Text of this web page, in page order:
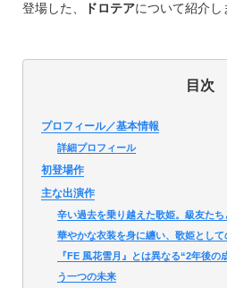
登場した、 ドロテアについて紹介し
目次
プロフィール／基本情報
詳細プロフィール
初登場作
主な出演作
辛い過去を乗り越えた歌姫。級友た
華やかな衣装を身に纏い、歌姫として
『FE 風花雪月』とは異なる“2年後
う一つの未来